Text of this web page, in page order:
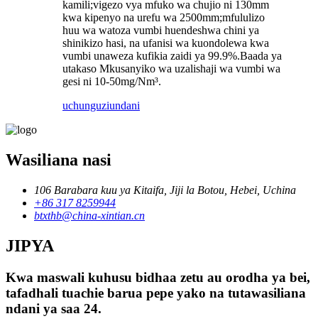
kamili;vigezo vya mfuko wa chujio ni 130mm
kwa kipenyo na urefu wa 2500mm;mfululizo
huu wa watoza vumbi huendeshwa chini ya
shinikizo hasi, na ufanisi wa kuondolewa kwa
vumbi unaweza kufikia zaidi ya 99.9%.Baada ya
utakaso Mkusanyiko wa uzalishaji wa vumbi wa
gesi ni 10-50mg/Nm³.
uchunguziundani
Wasiliana nasi
106 Barabara kuu ya Kitaifa, Jiji la Botou, Hebei, Uchina
+86 317 8259944
btxthb@china-xintian.cn
JIPYA
Kwa maswali kuhusu bidhaa zetu au orodha ya bei,
tafadhali tuachie barua pepe yako na tutawasiliana
ndani ya saa 24.